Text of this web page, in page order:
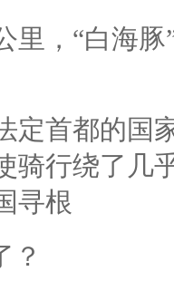
里，“白海
定首都的国
骑行绕了几
寻根
？